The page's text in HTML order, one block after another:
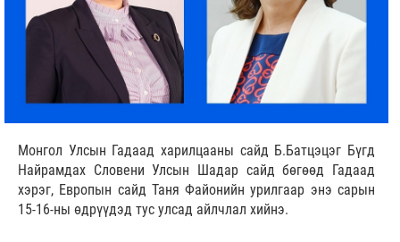
Монгол Улсын Гадаад харилцааны сайд Б.Батцэцэг Бүгд
Найрамдах Словени Улсын Шадар сайд бөгөөд Гадаад
хэрэг, Европын сайд Таня Файонийн урилгаар энэ сарын
15-16-ны өдрүүдэд тус улсад айлчлал хийнэ.